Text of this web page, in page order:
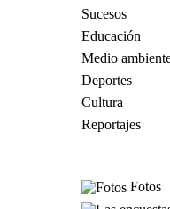
Sucesos
Educación
Medio
Deportes
Cultura
Reportajes
Fotos